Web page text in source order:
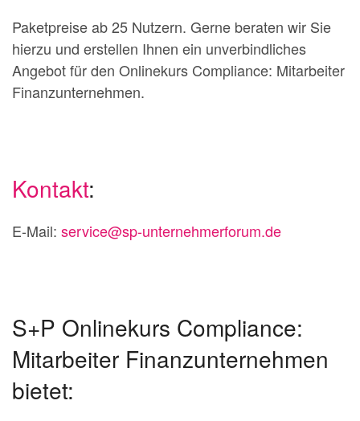
Paketpreise ab 25 Nutzern. Gerne beraten wir Sie
hierzu und erstellen Ihnen ein unverbindliches
Angebot für den Onlinekurs Compliance: Mitarbeiter
Finanzunternehmen.
Kontakt:
E-Mail: service@sp-unternehmerforum.de
S+P Onlinekurs Compliance:
Mitarbeiter Finanzunternehmen
bietet: